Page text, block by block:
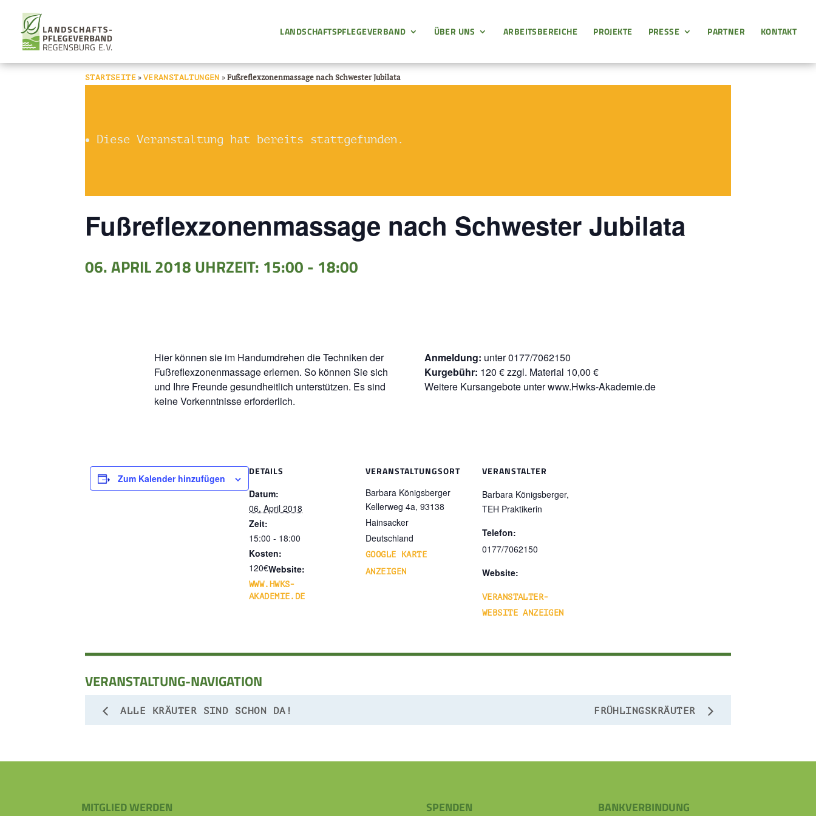
LANDSCHAFTSPFLEGEVERBAND ÜBER UNS ARBEITSBEREICHE PROJEKTE PRESSE PARTNER KONTAKT
STARTSEITE» VERANSTALTUNGEN »Fußreflexzonenmassage nach Schwester Jubilata
Diese Veranstaltung hat bereits stattgefunden.
Fußreflexzonenmassage nach Schwester Jubilata
06. APRIL 2018 UHRZEIT: 15:00 - 18:00
Hier können sie im Handumdrehen die Techniken der
Fußreflexzonenmassage erlernen. So können Sie sich
und Ihre Freunde gesundheitlich unterstützen. Es sind
keine Vorkenntnisse erforderlich.
Anmeldung: unter 0177/7062150
Kurgebühr: 120 € zzgl. Material 10,00 €
Weitere Kursangebote unter www.Hwks-Akademie.de
Zum Kalender hinzufügen
DETAILS
Datum:
06. April 2018
Zeit:
15:00 - 18:00
Kosten:
120€Website:
WWW.HWKS-
AKADEMIE.DE
VERANSTALTUNGSORT
Barbara Königsberger
Kellerweg 4a, 93138
Hainsacker
Deutschland
GOOGLE KARTE
ANZEIGEN
VERANSTALTER
Barbara Königsberger,
TEH Praktikerin
Telefon:
0177/7062150
Website:
VERANSTALTER-
WEBSITE ANZEIGEN
VERANSTALTUNG-NAVIGATION
ALLE KRÄUTER SIND SCHON DA! FRÜHLINGSKRÄUTER
MITGLIED WERDEN SPENDEN BANKVERBINDUNG